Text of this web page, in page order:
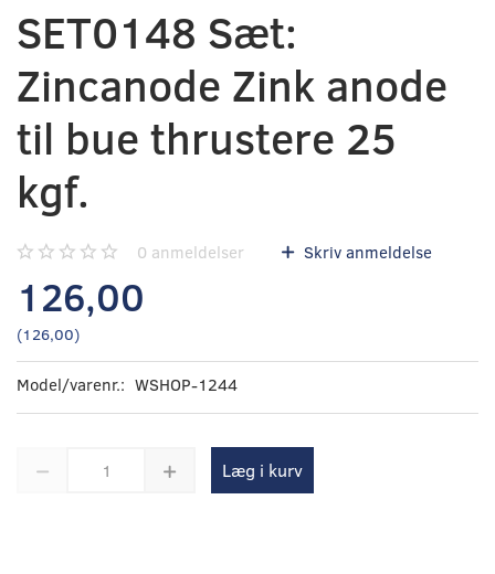
SET0148 Sæt:
Zincanode Zink anode
til bue thrustere 25
kgf.
0 anmeldelser Skriv anmeldelse
126,00
(126,00)
Model/varenr.: WSHOP-1244
Læg i kurv